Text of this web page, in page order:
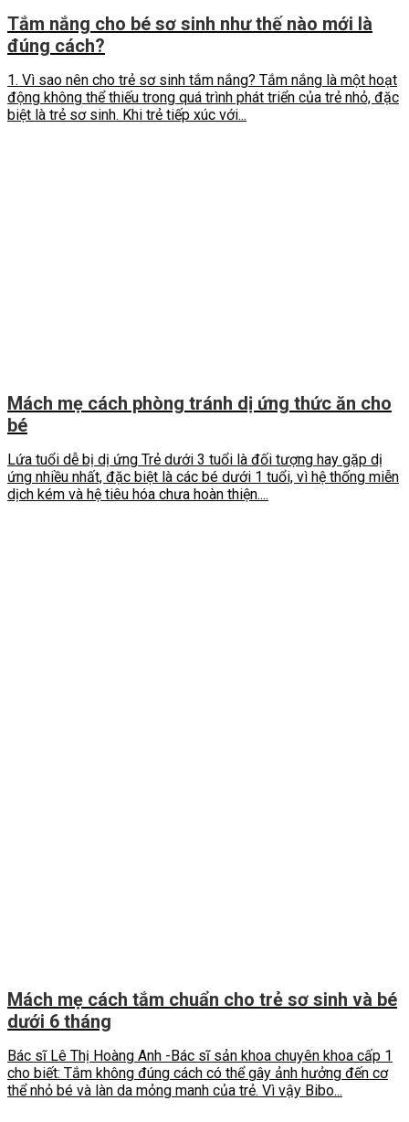
Tắm nắng cho bé sơ sinh như thế nào mới là
đúng cách?
1. Vì sao nên cho trẻ sơ sinh tắm nắng? Tắm nắng là một hoạt
động không thể thiếu trong quá trình phát triển của trẻ nhỏ, đặc
biệt là trẻ sơ sinh. Khi trẻ tiếp xúc với...
Mách mẹ cách phòng tránh dị ứng thức ăn cho
bé
Lứa tuổi dễ bị dị ứng Trẻ dưới 3 tuổi là đối tượng hay gặp dị
ứng nhiều nhất, đặc biệt là các bé dưới 1 tuổi, vì hệ thống miễn
dịch kém và hệ tiêu hóa chưa hoàn thiện....
Mách mẹ cách tắm chuẩn cho trẻ sơ sinh và bé
dưới 6 tháng
Bác sĩ Lê Thị Hoàng Anh -Bác sĩ sản khoa chuyên khoa cấp 1
cho biết: Tắm không đúng cách có thể gây ảnh hưởng đến cơ
thể nhỏ bé và làn da mỏng manh của trẻ. Vì vậy Bibo...